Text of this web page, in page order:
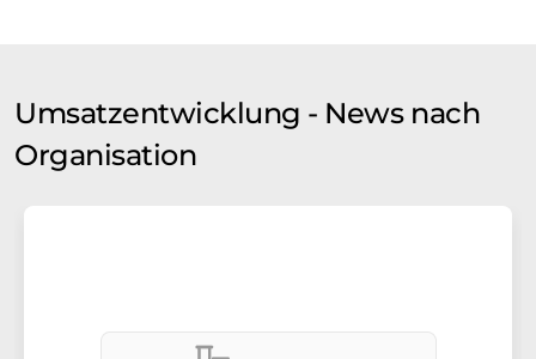
Umsatzentwicklung - News nach
Organisation